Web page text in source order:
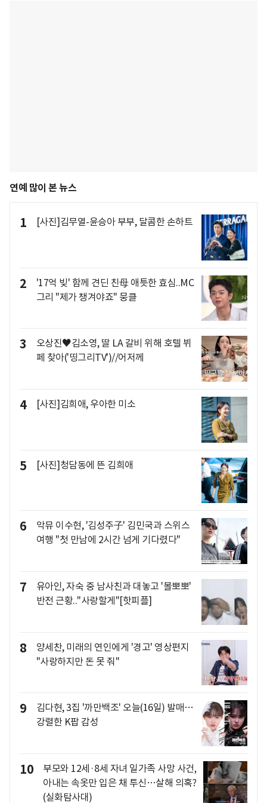
연예 많이 본 뉴스
1 [사진]김무열-윤승아 부부, 달콤한 손하트
2
'17억 빚' 함께 견딘 친母 애틋한 효심..MC
그리 "제가 챙겨야죠" 뭉클
3
오상진♥김소영, 딸 LA 갈비 위해 호텔 뷔
페 찾아('띵그리TV')//어저께
4 [사진]김희애, 우아한 미소
5 [사진]청담동에 뜬 김희애
6
악뮤 이수현, '김성주子' 김민국과 스위스
여행 "첫 만남에 2시간 넘게 기다렸다"
7
유아인, 자숙 중 남사친과 대놓고 '볼뽀뽀'
반전 근황.."사랑할게"[핫피플]
8
양세찬, 미래의 연인에게 '경고' 영상편지
"사랑하지만 돈 못 줘"
9
김다현, 3집 '까만백조' 오늘(16일) 발매…
강렬한 K팝 감성
10
부모와 12세·8세 자녀 일가족 사망 사건,
아내는 속옷만 입은 채 투신…살해 의혹?
(실화탐사대)